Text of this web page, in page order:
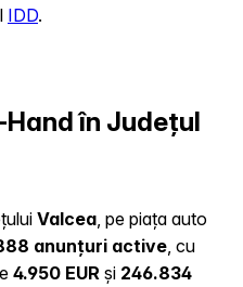
IDD.
în Județul
Valcea , pe piața auto
anunțuri active , cu
4.950 EUR și 246.834